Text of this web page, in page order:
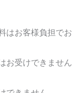
はお客様負担でお
お受けできません